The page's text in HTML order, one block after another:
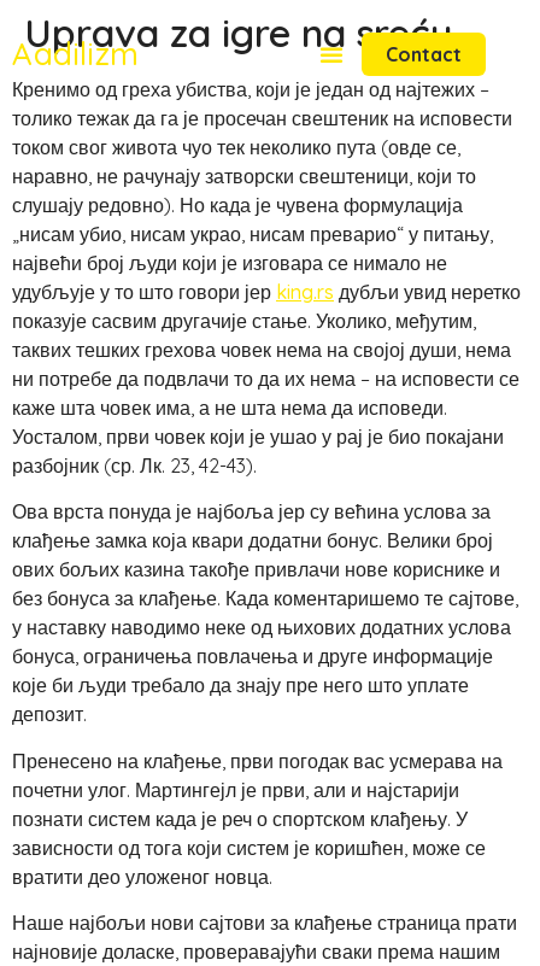
Aadilizm Contact
Uprava za igre na sreću
Кренимо од греха убиства, који је један од најтежих –
толико тежак да га је просечан свештеник на исповести
током свог живота чуо тек неколико пута (овде се,
наравно, не рачунају затворски свештеници, који то
слушају редовно). Но када је чувена формулација
„нисам убио, нисам украо, нисам преварио“ у питању,
највећи број људи који је изговара се нимало не
удубљује у то што говори јер king.rs дубљи увид неретко
показује сасвим другачије стање. Уколико, међутим,
таквих тешких грехова човек нема на својој души, нема
ни потребе да подвлачи то да их нема – на исповести се
каже шта човек има, а не шта нема да исповеди.
Уосталом, први човек који је ушао у рај је био покајани
разбојник (ср. Лк. 23, 42-43).
Ова врста понуда је најбоља јер су већина услова за
клађење замка која квари додатни бонус. Велики број
ових бољих казина такође привлачи нове кориснике и
без бонуса за клађење. Када коментаришемо те сајтове,
у наставку наводимо неке од њихових додатних услова
бонуса, ограничења повлачења и друге информације
које би људи требало да знају пре него што уплате
депозит.
Пренесено на клађење, први погодак вас усмерава на
почетни улог. Мартингејл је први, али и најстарији
познати систем када је реч о спортском клађењу. У
зависности од тога који систем је коришћен, може се
вратити део уложеног новца.
Наше најбољи нови сајтови за клађење страница прати
најновије доласке, проверавајући сваки према нашим